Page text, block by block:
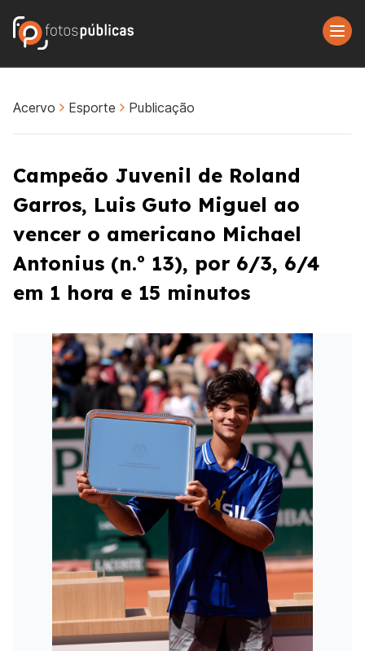
Acervo Esporte Publicação
Campeão Juvenil de Roland
Garros, Luis Guto Miguel ao
vencer o americano Michael
Antonius (n.º 13), por 6/3, 6/4
em 1 hora e 15 minutos